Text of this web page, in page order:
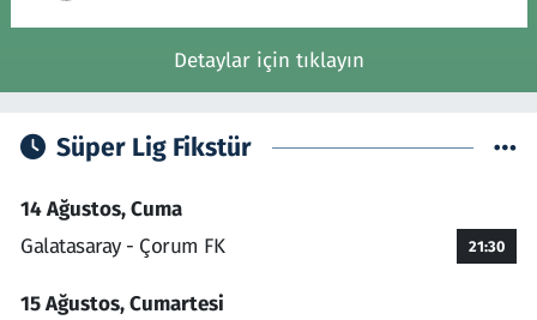
Detaylar için tıklayın
Süper Lig Fikstür
14 Ağustos, Cuma
Galatasaray - Çorum FK
21:30
15 Ağustos, Cumartesi